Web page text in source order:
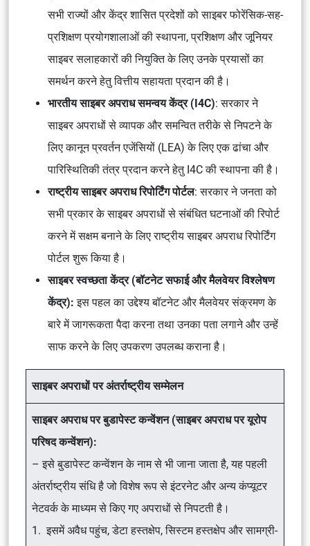
सभी राज्यों और केंद्र शासित प्रदेशों को साइबर फोरेंसिक-सह-
प्रशिक्षण प्रयोगशालाओं की स्थापना, प्रशिक्षण और जूनियर
साइबर सलाहकारों की नियुक्ति के लिए उनके प्रयासों का
समर्थन करने हेतु वित्तीय सहायता प्रदान की है।
भारतीय साइबर अपराध समन्वय केंद्र (I4C): सरकार ने
साइबर अपराधों से व्यापक और समन्वित तरीके से निपटने के
लिए कानून प्रवर्तन एजेंसियों (LEA) के लिए एक ढांचा और
पारिस्थितिकी तंत्र प्रदान करने हेतु I4C की स्थापना की है।
राष्ट्रीय साइबर अपराध रिपोर्टिंग पोर्टल: सरकार ने जनता को
सभी प्रकार के साइबर अपराधों से संबंधित घटनाओं की रिपोर्ट
करने में सक्षम बनाने के लिए राष्ट्रीय साइबर अपराध रिपोर्टिंग
पोर्टल शुरू किया है।
साइबर स्वच्छता केंद्र (बॉटनेट सफाई और मैलवेयर विश्लेषण
केंद्र):इस पहल का उद्देश्य बॉटनेट और मैलवेयर संक्रमण के
बारे में जागरूकता पैदा करना तथा उनका पता लगाने और उन्हें
साफ करने के लिए उपकरण उपलब्ध कराना है।
साइबर अपराधों पर अंतर्राष्ट्रीय सम्मेलन
साइबर अपराध पर बुडापेस्ट कन्वेंशन (साइबर अपराध पर यूरोप
परिषद कन्वेंशन):
– इसे बुडापेस्ट कन्वेंशन के नाम से भी जाना जाता है, यह पहली
अंतर्राष्ट्रीय संधि है जो विशेष रूप से इंटरनेट और अन्य कंप्यूटर
नेटवर्क के माध्यम से किए गए अपराधों से निपटती है।
1. इसमें अवैध पहुंच, डेटा हस्तक्षेप, सिस्टम हस्तक्षेप और सामग्री-